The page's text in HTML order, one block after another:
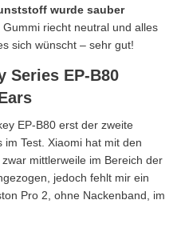
wurde sauber
Gummi riecht neutral und alles
sich wünscht – sehr gut!
Series EP-B80
EP-B80 erst der zweite
Test. Xiaomi hat mit den
mittlerweile im Bereich der
jedoch fehlt mir ein
Pro 2, ohne Nackenband, im